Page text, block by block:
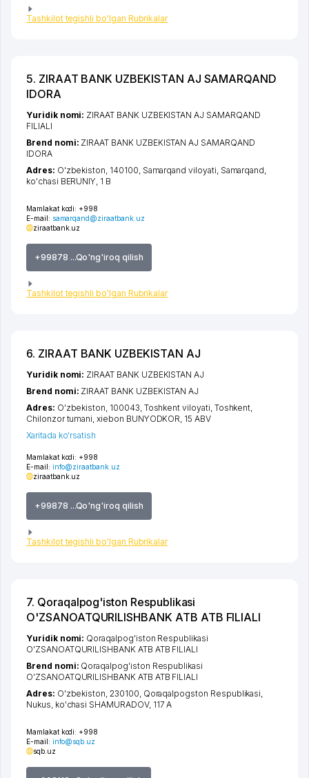
Tashkilot tegishli bo'lgan Rubrikalar
5. ZIRAAT BANK UZBEKISTAN AJ SAMARQAND
IDORA
Mamlakat kodi: +998
E-mail: samarqand@ziraatbank.uz
ziraatbank.uz
+99878 ...Qo'ng'iroq qilish
Tashkilot tegishli bo'lgan Rubrikalar
Yuridik nomi: ZIRAAT BANK UZBEKISTAN AJ SAMARQAND
FILIALI
Brend nomi: ZIRAAT BANK UZBEKISTAN AJ SAMARQAND
IDORA
Adres: O'zbekiston, 140100, Samarqand viloyati Samarqand
ko'chasi BERUNIY , 1 B
6. ZIRAAT BANK UZBEKISTAN AJ
Mamlakat kodi: +998
E-mail: info@ziraatbank.uz
ziraatbank.uz
+99878 ...Qo'ng'iroq qilish
Tashkilot tegishli bo'lgan Rubrikalar
Yuridik nomi: ZIRAAT BANK UZBEKISTAN AJ
Brend nomi: ZIRAAT BANK UZBEKISTAN AJ
Adres: O'zbekiston, 100043, Toshkent viloyati, Toshkent,
Chilonzor tumani,xiеbon BUNYODKOR, 15 ABV
Xaritada ko'rsatish
7. Qoraqalpog'iston Respublikasi
O'ZSANOATQURILISHBANK ATB ATB FILIALI
Mamlakat kodi: +998
E-mail: info@sqb.uz
sqb.uz
Yuridik nomi: Qoraqalpog'iston Respublikasi
O'ZSANOATQURILISHBANK ATB ATB FILIALI
Brend nomi: Qoraqalpog'iston Respublikasi
O'ZSANOATQURILISHBANK ATB ATB FILIALI
Adres: O'zbekiston, 230100, Qoraqalpogston Respublikasi,
Nukus, ko'chasi SHAMURADOV, 117 А